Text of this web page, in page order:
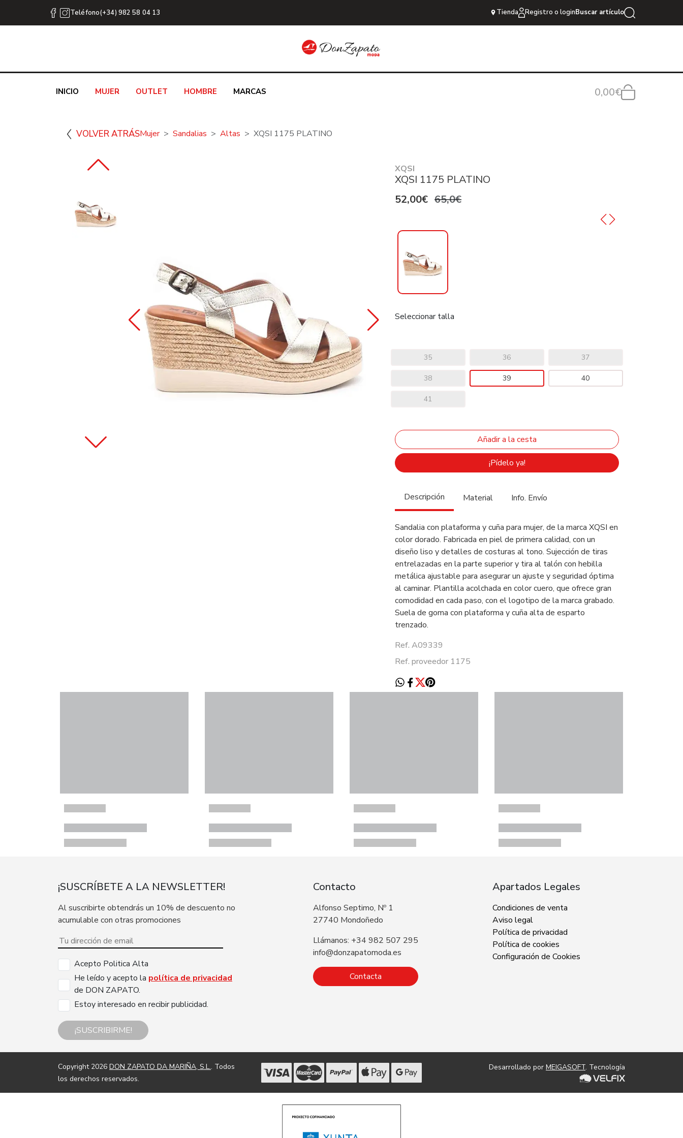
Teléfono(+34) 982 58 04 13 Tienda Registro o loginBuscar artículo
INICIO MUJER OUTLET HOMBRE MARCAS 0,00€
VOLVER ATRÁSMujer Sandalias Altas XQSI 1175 PLATINO
XQSI
XQSI 1175 PLATINO
52,00€ 65,0€
Seleccionar talla
35 36 37
38 39 40
41
¡Pídelo ya!
Descripción Material Info. Envío
Sandalia con plataforma y cuña para mujer, de la marca XQSI en
color dorado. Fabricada en piel de primera calidad, con un
diseño liso y detalles de costuras al tono. Sujección de tiras
entrelazadas en la parte superior y tira al talón con hebilla
metálica ajustable para asegurar un ajuste y seguridad óptima
al caminar. Plantilla acolchada en color cuero, que ofrece gran
comodidad en cada paso, con el logotipo de la marca grabado.
Suela de goma con plataforma y cuña alta de esparto
trenzado.
Ref. A09339
Ref. proveedor 1175
¡SUSCRÍBETE A LA NEWSLETTER!
Al suscribirte obtendrás un 10% de descuento no
acumulable con otras promociones
Acepto Politica Alta
He leído y acepto la política de privacidad
de DON ZAPATO.
Estoy interesado en recibir publicidad.
¡SUSCRIBIRME!
Contacto
Alfonso Septimo, Nº 1
27740 Mondoñedo
Llámanos: +34 982 507 295
info@donzapatomoda.es
Contacta
Apartados Legales
Condiciones de venta
Aviso legal
Política de privacidad
Política de cookies
Configuración de Cookies
Copyright 2026 DON ZAPATO DA MARIÑA, S.L.. Todos
los derechos reservados.
Desarrollado por MEIGASOFT. Tecnología